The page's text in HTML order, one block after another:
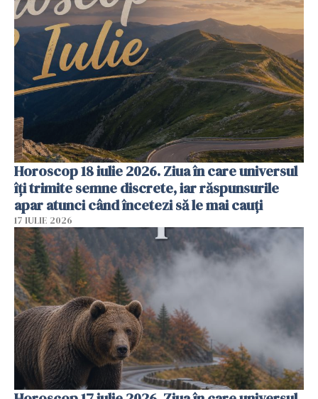
Horoscop 18 iulie 2026. Ziua în care universul
îți trimite semne discrete, iar răspunsurile
apar atunci când încetezi să le mai cauți
17 IULIE 2026